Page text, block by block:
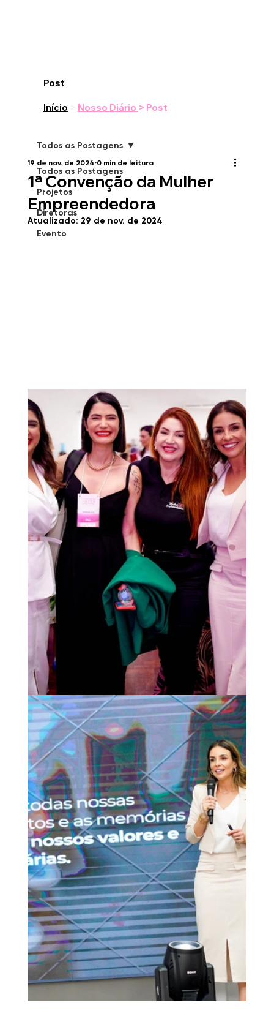
Início Nosso Diário > Post
Post
Todos as Postagens
Projetos
Diretoras
Evento
Todos as Postagens
1ª Convenção da Mulher
Empreendedora
19 de nov. de 2024 0 min de leitura
Atualizado: 29 de nov. de 2024